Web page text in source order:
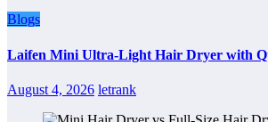
Blogs
Laifen Mini Ultra-Light Hair Dryer with
August 4, 2026 letrank